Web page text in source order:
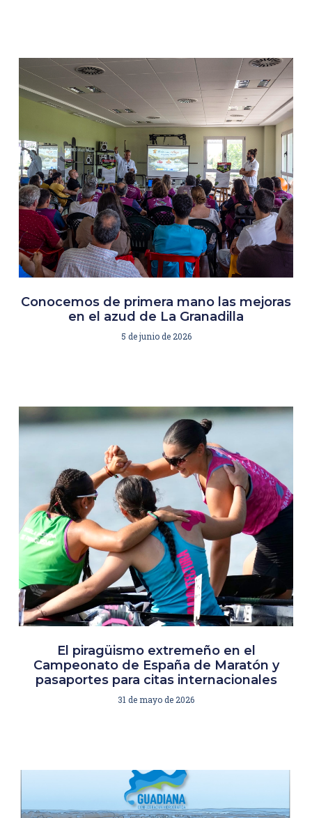
Conocemos de primera mano las mejoras
en el azud de La Granadilla
5 de junio de 2026
El piragüismo extremeño en el
Campeonato de España de Maratón y
pasaportes para citas internacionales
31 de mayo de 2026